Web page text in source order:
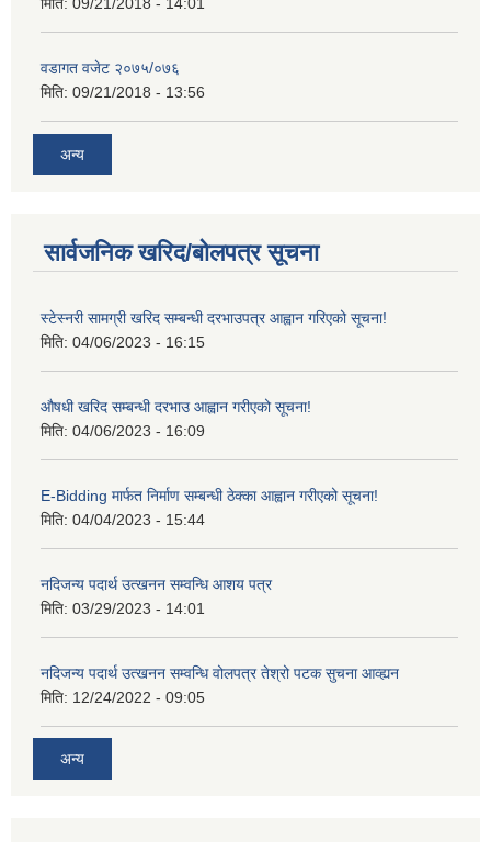
वडागत वजेट २०७५/०७६
मिति: 09/21/2018 - 13:56
अन्य
सार्वजनिक खरिद/बोलपत्र सूचना
स्टेस्नरी सामग्री खरिद सम्बन्धी दरभाउपत्र आह्वान गरिएको सूचना!
मिति: 04/06/2023 - 16:15
औषधी खरिद सम्बन्धी दरभाउ आह्वान गरीएको सूचना!
मिति: 04/06/2023 - 16:09
E-Bidding मार्फत निर्माण सम्बन्धी ठेक्का आह्वान गरीएको सूचना!
मिति: 04/04/2023 - 15:44
नदिजन्य पदार्थ उत्खनन सम्वन्धि आशय पत्र
मिति: 03/29/2023 - 14:01
नदिजन्य पदार्थ उत्खनन सम्वन्धि वोलपत्र तेश्रो पटक सुचना आव्ह्यन
मिति: 12/24/2022 - 09:05
अन्य